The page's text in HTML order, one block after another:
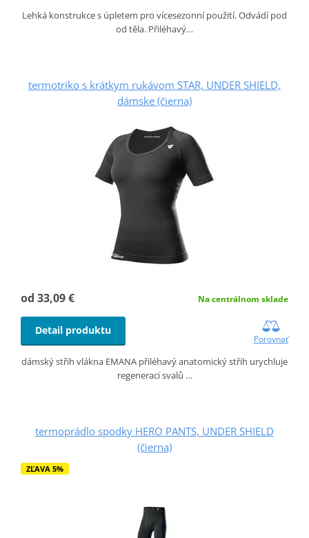
Lehká konstrukce s úpletem pro vícesezonní použití. Odvádí pod
od těla. Přiléhavý…
termotriko s krátkym rukávom STAR, UNDER SHIELD,
dámske (čierna)
od 33,09 € Na centrálnom sklade
Detail produktu
Porovnať
dámský střih vlákna EMANA přiléhavý anatomický střih urychluje
regeneraci svalů …
termoprádlo spodky HERO PANTS, UNDER SHIELD
(čierna)
ZĽAVA 5%